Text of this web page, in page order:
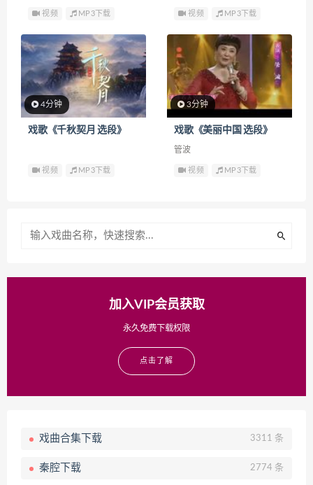
视频 MP3下载 视频 MP3下载
4分钟
戏歌《千秋契月 选段》
视频 MP3下载
3分钟
戏歌《美丽中国 选段》
管波
视频 MP3下载
加入VIP会员获取
永久免费下载权限
点击了解
戏曲合集下载 3311 条
秦腔下载 2774 条